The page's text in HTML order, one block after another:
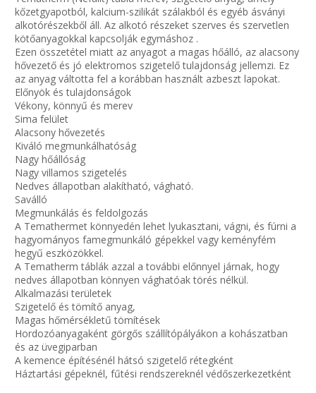
kőzetgyapotból, kalcium-szilikát szálakból és egyéb ásványi
alkotórészekből áll. Az alkotó részeket szerves és szervetlen
kötőanyagokkal kapcsolják egymáshoz .
Ezen összetétel miatt az anyagot a magas hőálló, az alacsony
hővezető és jó elektromos szigetelő tulajdonság jellemzi. Ez
az anyag váltotta fel a korábban használt azbeszt lapokat.
Előnyök és tulajdonságok
Vékony, könnyű és merev
Sima felület
Alacsony hővezetés
Kiváló megmunkálhatóság
Nagy hőállóság
Nagy villamos szigetelés
Nedves állapotban alakítható, vágható.
Saválló
Megmunkálás és feldolgozás
A Temathermet könnyedén lehet lyukasztani, vágni, és fúrni a
hagyományos famegmunkáló gépekkel vagy keményfém
hegyű eszközökkel.
A Tematherm táblák azzal a további előnnyel járnak, hogy
nedves állapotban könnyen vághatóak törés nélkül.
Alkalmazási területek
Szigetelő és tömítő anyag,
Magas hőmérsékletű tömítések
Hordozóanyagaként görgős szállítópályákon a kohászatban
és az üvegiparban
A kemence építésénél hátsó szigetelő rétegként
Háztartási gépeknél, fűtési rendszereknél védőszerkezetként